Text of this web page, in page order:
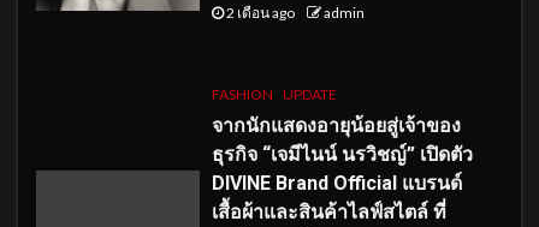
2 เดือน ago admin
FASHION UPDATE
จากนักแสดงอายุน้อยสู่เจ้าของ
ธุรกิจ “เจมีไนน์ นรวิชญ์” เปิดตัว
DIVINE Brand Official แบรนด์
เสื้อผ้าและสินค้าไลฟ์สไตล์ ที่